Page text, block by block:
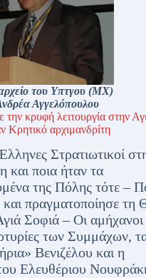
του Υπτγου (ΜΧ)
Αγγελόπουλου
την κρυφή λειτουργία στην
Κρητικό αρχιμανδρίτη
Στρατιωτικοί
και ποια ήταν τα
της Πόλης τότε –
πραγματοποίησε τη
Σοφιά – Οι αμήχανοι
των Συμμάχων,
Βενιζέλου και η
Ελευθέριου